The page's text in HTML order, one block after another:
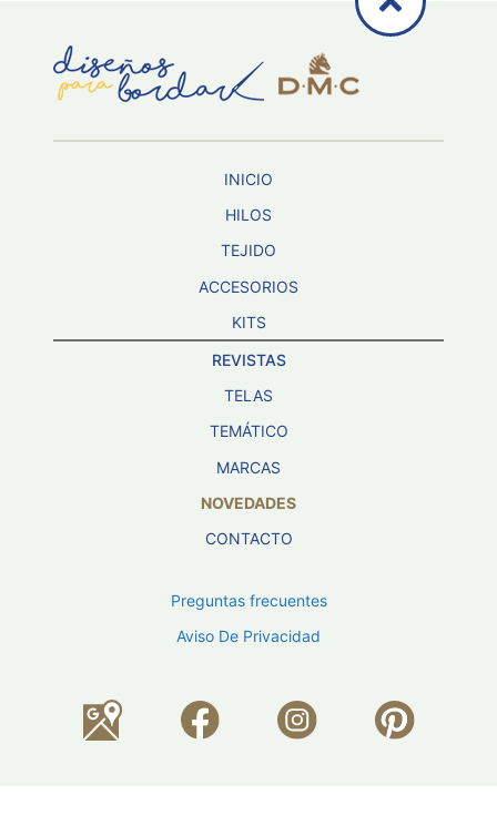
INICIO
HILOS
TEJIDO
ACCESORIOS
KITS
REVISTAS
TELAS
TEMÁTICO
MARCAS
NOVEDADES
CONTACTO
Preguntas frecuentes
Aviso De Privacidad